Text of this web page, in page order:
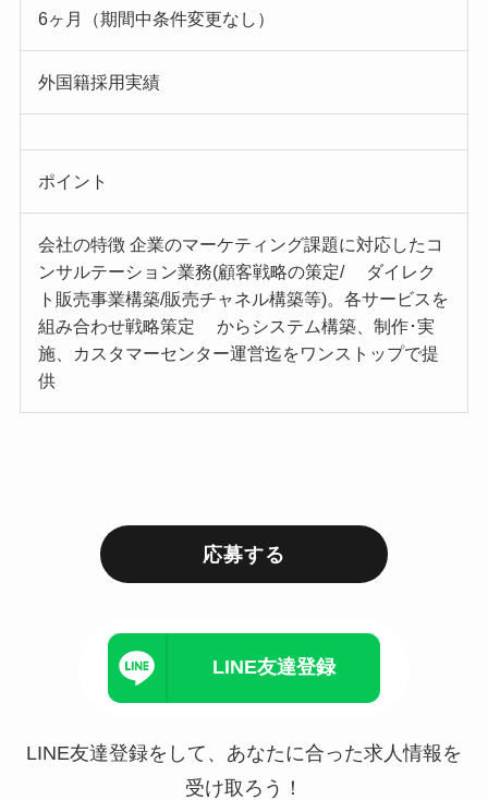
6ヶ月（期間中条件変更なし）
外国籍採用実績
ポイント
会社の特徴 企業のマーケティング課題に対応したコ
ンサルテーション業務(顧客戦略の策定/ ダイレク
ト販売事業構築/販売チャネル構築等)。各サービスを
組み合わせ戦略策定 からシステム構築、制作･実
施、カスタマーセンター運営迄をワンストップで提
供
応募する
LINE友達登録
LINE友達登録をして、あなたに合った求人情報を
受け取ろう！